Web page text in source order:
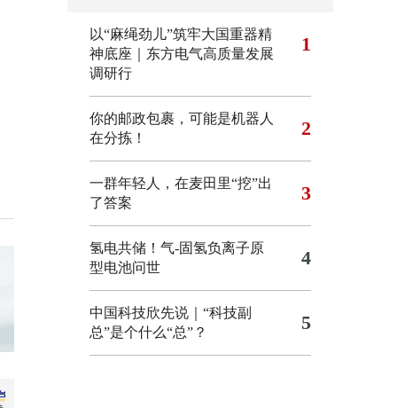
以“麻绳劲儿”筑牢大国重器精
神底座｜东方电气高质量发展
调研行
1
你的邮政包裹，可能是机器人
在分拣！
2
一群年轻人，在麦田里“挖”出
了答案
3
氢电共储！气-固氢负离子原
型电池问世
4
中国科技欣先说｜“科技副
总”是个什么“总”？
5